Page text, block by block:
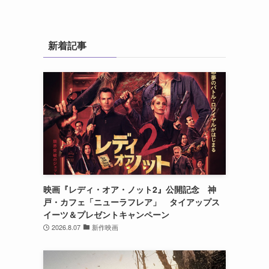
新着記事
映画『レディ・オア・ノット2』公開記念 神
戸・カフェ「ニューラフレア」 タイアップス
イーツ＆プレゼントキャンペーン
2026.8.07 新作映画